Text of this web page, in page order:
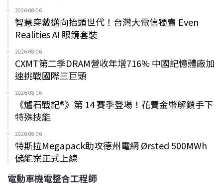
2026-08-06
智慧穿戴邁向抬頭世代！台灣大電信獨賣 Even
Realities AI 眼鏡套裝
2026-08-06
CXMT第二季DRAM營收年增716% 中國記憶體廠加
速挑戰國際三巨頭
2026-08-06
《爐石戰記®》第 14 賽季登場！花費金幣解鎖手下
特殊技能
2026-08-06
特斯拉Megapack助攻德州電網 Ørsted 500MWh
儲能案正式上線
電動車機電整合工程師